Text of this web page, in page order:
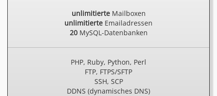
unlimitierteMailboxen
unlimitierte Emailadressen
20MySQL-Datenbanken
PHP, Ruby, Python, Perl
FTP, FTPS/SFTP
SSH, SCP
DDNS (dynamisches DNS)